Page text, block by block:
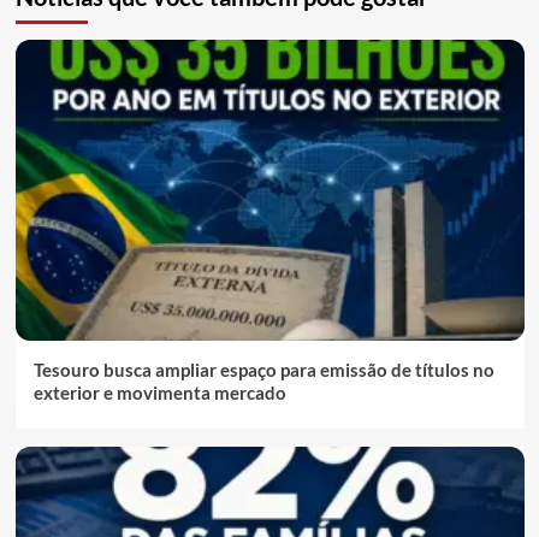
Tesouro busca ampliar espaço para emissão de títulos no
exterior e movimenta mercado